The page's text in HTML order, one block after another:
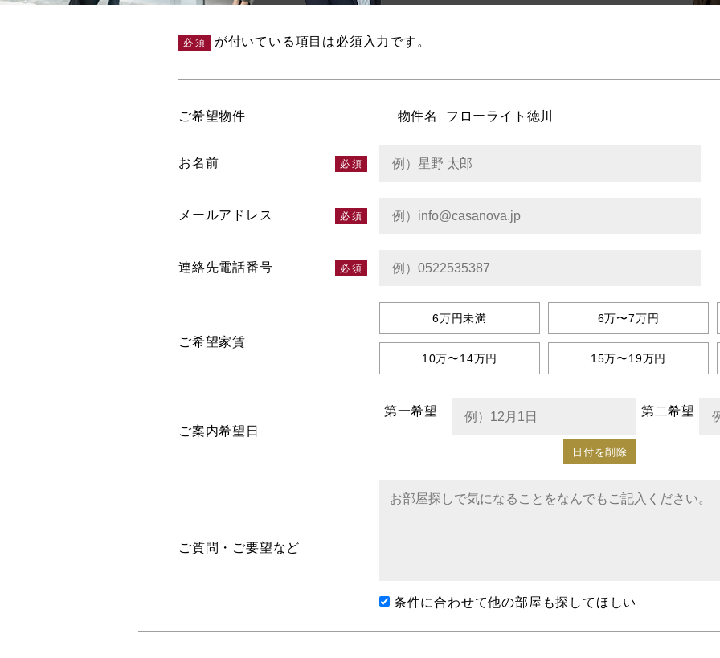
必須 が付いている項目は必須入力です。
ご希望物件 物件名 フローライト徳川
お名前
メールアドレス
連絡先電話番号
ご希望家賃
6万円未満 6万〜7万円
10万〜14万円 15万〜19万円
ご案内希望日
第一希望
日付を削除
第二希望
ご質問・ご要望など
条件に合わせて他の部屋も探してほしい